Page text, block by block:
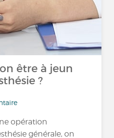
être à jeun
?
opération
générale, on